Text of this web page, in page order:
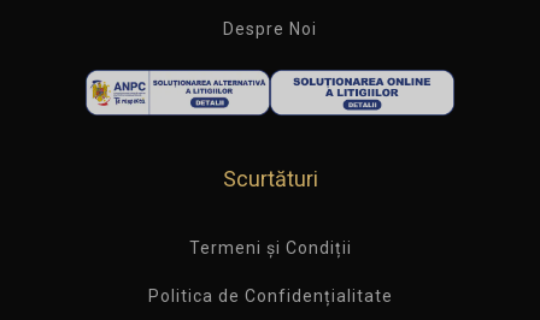
Despre Noi
Scurtături
Termeni și Condiții
Politica de Confidențialitate